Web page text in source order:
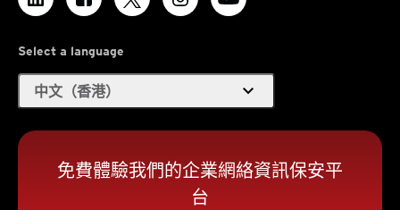
Select a language
中文（香港） expand_more
免費體驗我們的企業網絡資訊保安平
台